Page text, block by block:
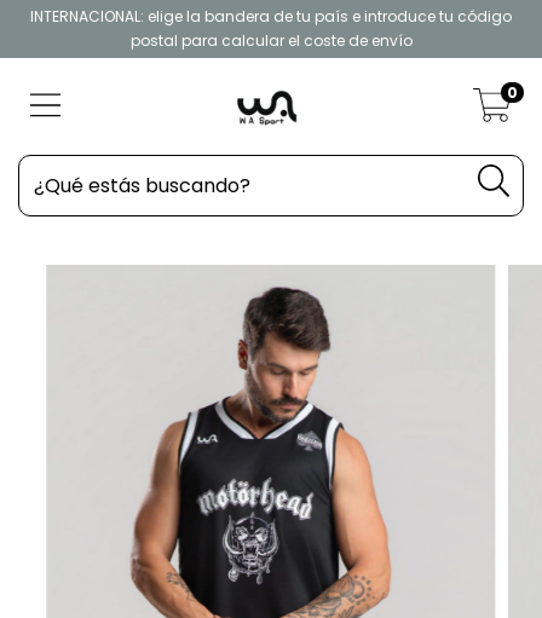
INTERNACIONAL: elige la bandera de tu país e introduce tu código
postal para calcular el coste de envío
0